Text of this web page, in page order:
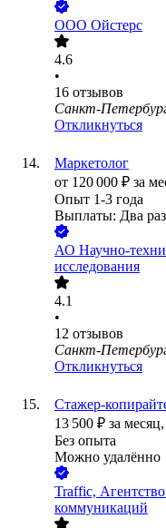
ООО Ойстерс
4.6
•
16 отзывов
Санкт-
Откликнуться
Маркетолог
от 120 000 ₽ за
Опыт 1-3 года
Выплаты: Два
АО Научно-
исследования
4.1
•
12 отзывов
Санкт-
Откликнуться
Стажер-
13 500 ₽ за месяц,
Без опыта
Можно удалённо
Traffic,
коммуникаций